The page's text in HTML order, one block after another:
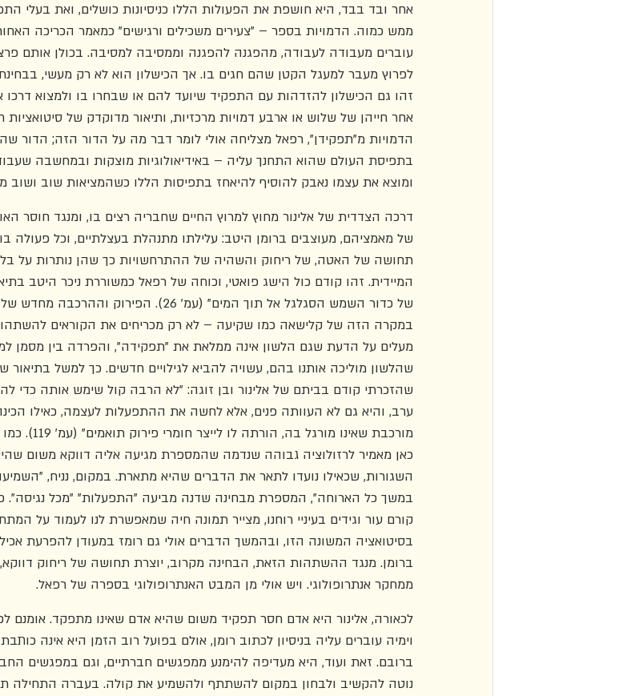
אחר ובד בבד, היא חושפת את הפעולות הללו כניסיונות כושלים, ואת בעלי
ממש כמוה. הדמויות בספר – "צעירים משכילים ורגישים" כמאמר הכריכה
עוברים מעבודה לעבודה, מהפגנה להפגנה וממסיבה למסיבה. בכולן אותם
לפרוץ מעבר למעגל הקטן שהם חגים בו. אך הכישלון הוא לא רק מעשי,
זהו גם הכישלון להזדהות עם התפקיד שיועד להם או שבחרו בו ולמצוא
אחר חייהן של שלוש או ארבע דמויות מרכזיות, ותיאור מדוקדק של
הדמויות מ"תפקידן", רפאל מצליחה אולי לומר דבר מה על הדור הזה; הדור
בתפיסת העולם שהוא התחנך עליה – באידיאולוגיות מוצקות ובמחשבה
ומוצא את עצמו נאבק להוסיף להיאחז בתפיסות הללו כשהמציאות שוב ושוב
דרכה הצדדית של אלינור מחוץ למרוץ החיים שחבריה רצים בו, ומנגד חוסר
של מאמציהם, מעוצבים ברומן היטב: עלילתו מתנהלת בעצלתיים, וכל פעולה
תחושה של האטה, של ריחוק והשהיה של ההתרחשויות כך שהן נותרות על
המיידית. זהו קודם כול הישג פואטי, וכוחה של רפאל כמשוררת ניכר היטב
של כדור השמש הסגלגל אל תוך המים" (עמ' 26).
במקרה הזה של קלישאה כמו שקיעה – לא רק מכריחים את הקוראים
מעלים על הדעת שגם הלשון אינה ממלאת את "תפקידה", והפרדה בין מסמן
שהלשון מוליכה אותנו בהם, עשויה להביא לגילויים חדשים. כך למשל
שהזכרתי קודם בביתם של אלינור ובן זוגה: "לא הרבה קול שימש אותה כדי
ערב, והיא גם לא העוותה פנים, אלא לחשה את ההתפעלות לעצמה, כאילו
מורכבת שאינו
כאן מאמיר לרזולוציה גבוהה שנדמה שהמספרת מגיעה אליה דווקא משום
השגורות, שכאילו נועדו לתאר את הדברים שהיא מתארת. במקום, נניח,
במשך כל הארוחה", המספרת מבחינה שדנה מביעה "התפעלות" "מכל נגיסה".
קורם עור וגידים בעיניי רוחנו, מצייר תמונה חיה שמאפשרת לנו לעמוד על
בסיטואציה המשונה הזו, ובהמשך הדברים אולי גם רומז במעודן להפרעת
ברומן. מנגד ההשתהות הזאת, הבחינה מקרוב, יוצרת תחושה של ריחוק
ממחקר אנתרופולוגי. ויש אולי מן המבט האנתרופולוגי בספרה של רפאל.
לכאורה, אלינור היא אדם חסר תפקיד משום שהיא אדם שאינו מתפקד. אומנם
וימיה עוברים עליה בניסיון לכתוב רומן, אולם בפועל רוב הזמן היא אינה כותבת
ברובם. זאת ועוד, היא מעדיפה להימנע ממפגשים חברתיים, וגם במפגשים
נוטה להקשיב ולבחון במקום להשתתף ולהשמיע את קולה. בעברה התחילה